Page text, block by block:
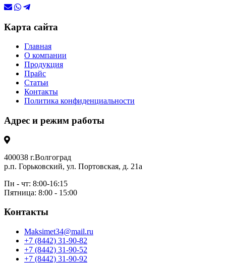
Карта сайта
Главная
О компании
Продукция
Прайс
Статьи
Контакты
Политика конфиденциальности
Адрес и режим работы
400038 г.Волгоград
р.п. Горьковский, ул. Портовская, д. 21а
Пн - чт: 8:00-16:15
Пятница: 8:00 - 15:00
Контакты
Maksimet34@mail.ru
+7 (8442) 31-90-82
+7 (8442) 31-90-52
+7 (8442) 31-90-92